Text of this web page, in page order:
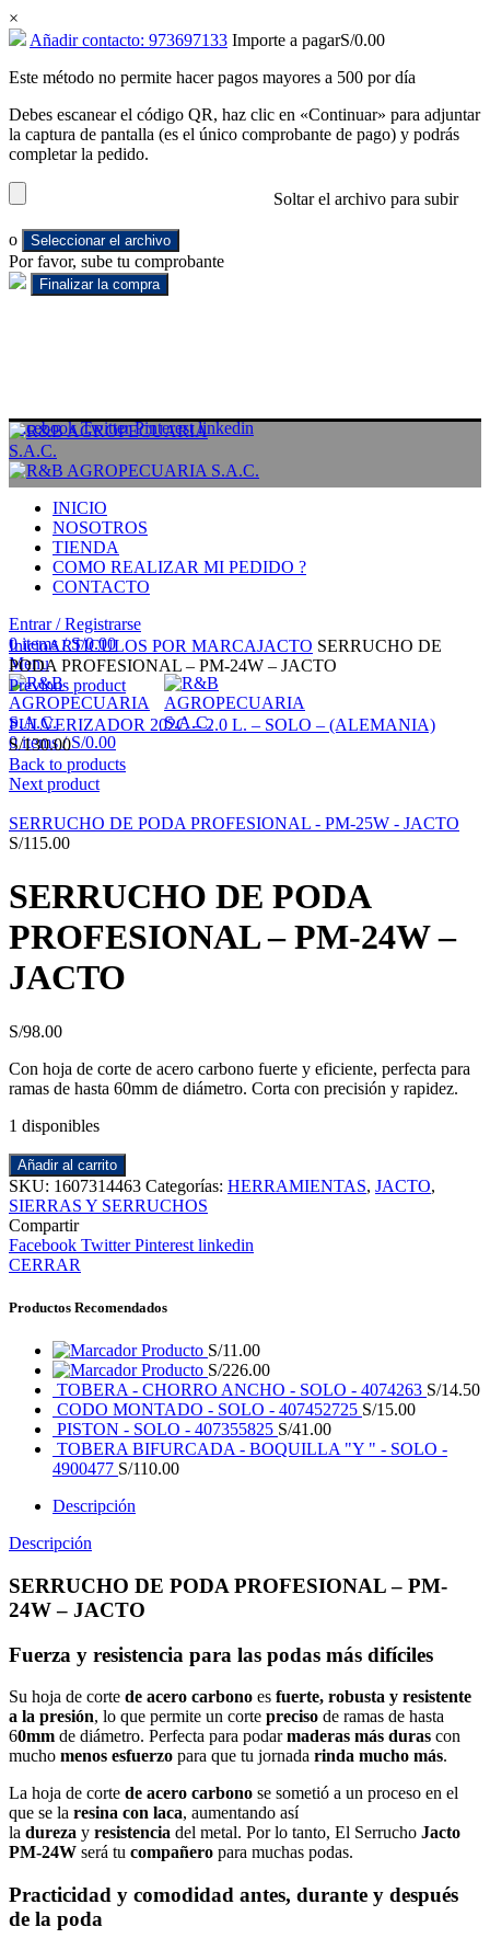
×
Añadir contacto: 973697133 Importe a pagarS/0.00
Este método no permite hacer pagos mayores a 500 por día
Debes escanear el código QR, haz clic en «Continuar» para adjuntar
la captura de pantalla (es el único comprobante de pago) y podrás
completar la pedido.
Soltar el archivo para subir
o Seleccionar el archivo
Por favor, sube tu comprobante
Facebook Twitter Pinterest linkedin
INICIO
NOSOTROS
TIENDA
COMO REALIZAR MI PEDIDO ?
CONTACTO
Entrar / Registrarse
0items / S/0.00
Menu
0items / S/0.00
Click to enlarge
InicioARTICULOS POR MARCAJACTO SERRUCHO DE
PODA PROFESIONAL – PM-24W – JACTO
Previous product
PULVERIZADOR 202C – 2.0 L. – SOLO – (ALEMANIA)
S/130.00
Back to products
Next product
SERRUCHO DE PODA PROFESIONAL - PM-25W - JACTO
S/115.00
SERRUCHO DE PODA
PROFESIONAL – PM-24W –
JACTO
S/98.00
Con hoja de corte de acero carbono fuerte y eficiente, perfecta para
ramas de hasta 60mm de diámetro. Corta con precisión y rapidez.
1 disponibles
Añadir al carrito
SKU: 1607314463 Categorías: HERRAMIENTAS, JACTO,
SIERRAS Y SERRUCHOS
Compartir
Facebook Twitter Pinterest linkedin
CERRAR
Productos Recomendados
Producto S/11.00
Producto S/226.00
TOBERA - CHORRO ANCHO - SOLO - 4074263 S/14.50
CODO MONTADO - SOLO - 407452725 S/15.00
PISTON - SOLO - 407355825 S/41.00
TOBERA BIFURCADA - BOQUILLA "Y " - SOLO -
4900477 S/110.00
Descripción
Descripción
SERRUCHO DE PODA PROFESIONAL – PM-
24W – JACTO
Fuerza y resistencia para las podas más difíciles
Su hoja de corte de acero carbono es fuerte, robusta y resistente
a la presión, lo que permite un corte preciso de ramas de hasta
60mm de diámetro. Perfecta para podarmaderas más duras con
mucho menos esfuerzo para que tu jornada rinda mucho más.
La hoja de corte de acero carbono se sometió a un proceso en el
que se la resina con laca, aumentando así
la dureza y resistencia del metal. Por lo tanto, El Serrucho Jacto
PM-24W será tu compañero para muchas podas.
Practicidad y comodidad antes, durante y después
de la poda